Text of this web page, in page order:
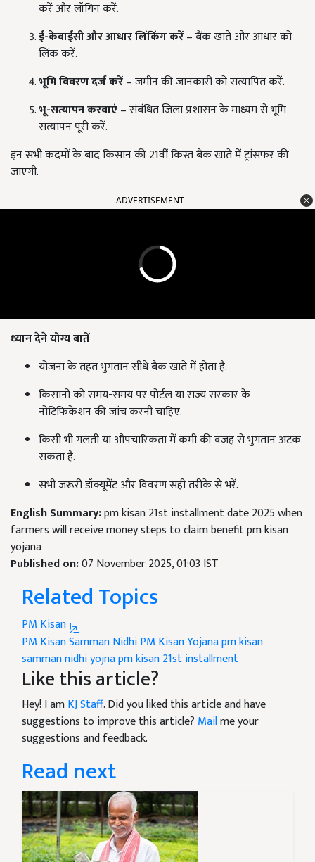
करें और लॉगिन करें.
ई-केवाईसी और आधार लिंकिंग करें– बैंक खाते और आधार को
लिंक करें.
भूमि विवरण दर्ज करें– जमीन की जानकारी को सत्यापित करें.
भू-सत्यापन करवाएं– संबंधित जिला प्रशासन के माध्यम से भूमि
सत्यापन पूरी करें.
इन सभी कदमों के बाद किसान की 21वीं किस्त बैंक खाते में ट्रांसफर की
जाएगी.
ADVERTISEMENT
ध्यान देने योग्य बातें
योजना के तहत भुगतान सीधे बैंक खाते में होता है.
किसानों को समय-समय पर पोर्टल या राज्य सरकार के
नोटिफिकेशन की जांच करनी चाहिए.
किसी भी गलती या औपचारिकता में कमी की वजह से भुगतान अटक
सकता है.
सभी जरूरी डॉक्यूमेंट और विवरण सही तरीके से भरें.
English Summary:pm kisan 21st installment date 2025 when
farmers will receive money steps to claim benefit pm kisan
yojana
Published on:07 November 2025, 01:03 IST
Related Topics
PM Kisan
PM Kisan Samman NidhiPM Kisan Yojanapm kisan
samman nidhi yojnapm kisan 21st installment
Like this article?
Hey! I amKJ Staff. Did you liked this article and have
suggestions to improve this article? Mailme your
suggestions and feedback.
Read next